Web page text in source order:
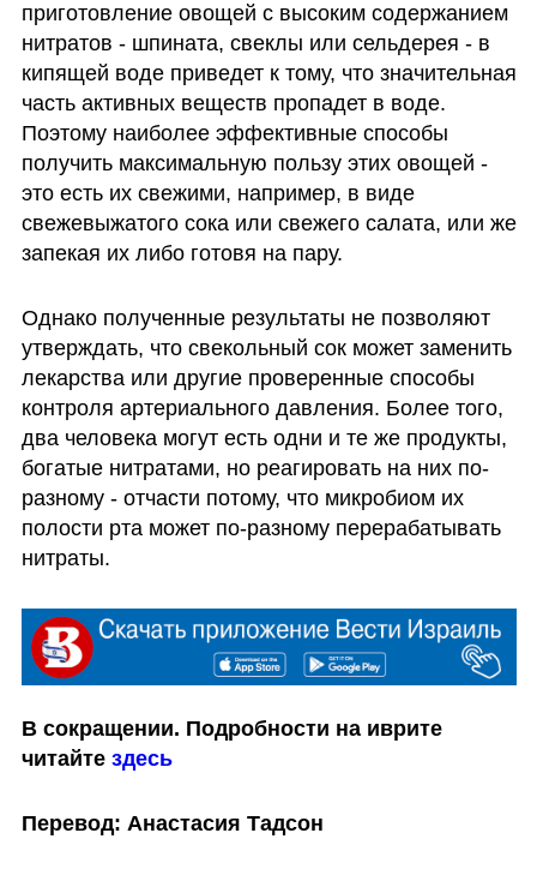
приготовление овощей с высоким содержанием
нитратов - шпината, свеклы или сельдерея - в
кипящей воде приведет к тому, что значительная
часть активных веществ пропадет в воде.
Поэтому наиболее эффективные способы
получить максимальную пользу этих овощей -
это есть их свежими, например, в виде
свежевыжатого сока или свежего салата, или же
запекая их либо готовя на пару.
Однако полученные результаты не позволяют
утверждать, что свекольный сок может заменить
лекарства или другие проверенные способы
контроля артериального давления. Более того,
два человека могут есть одни и те же продукты,
богатые нитратами, но реагировать на них по-
разному - отчасти потому, что микробиом их
полости рта может по-разному перерабатывать
нитраты.
В сокращении. Подробности на иврите
читайте здесь
Перевод: Анастасия Тадсон